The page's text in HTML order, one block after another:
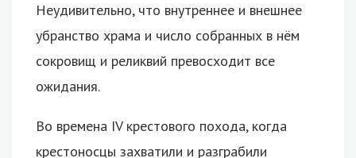
Неудивительно, что внутреннее и внешнее
убранство храма и число собранных в нём
сокровищ и реликвий превосходит все
ожидания.
Во времена IV крестового похода, когда
крестоносцы захватили и разграбили